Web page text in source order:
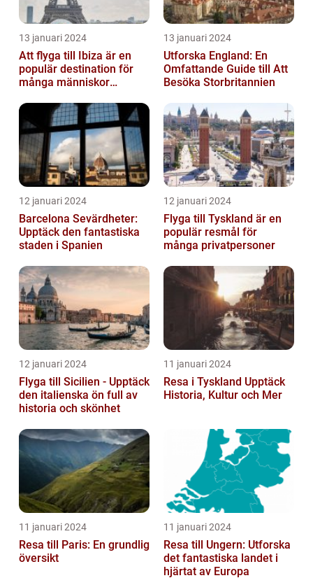
13 januari 2024
Att flyga till Ibiza är en
populär destination för
många människor
13 januari 2024
Utforska England: En
Omfattande Guide till Att
Besöka Storbritannien
12 januari 2024
Barcelona Sevärdheter:
Upptäck den fantastiska
staden i Spanien
12 januari 2024
Flyga till Tyskland är en
populär resmål för
många privatpersoner
12 januari 2024
Flyga till Sicilien - Upptäck
den italienska ön full av
historia och skönhet
11 januari 2024
Resa i Tyskland Upptäck
Historia, Kultur och Mer
11 januari 2024
Resa till Paris: En grundlig
översikt
11 januari 2024
Resa till Ungern: Utforska
det fantastiska landet i
hjärtat av Europa